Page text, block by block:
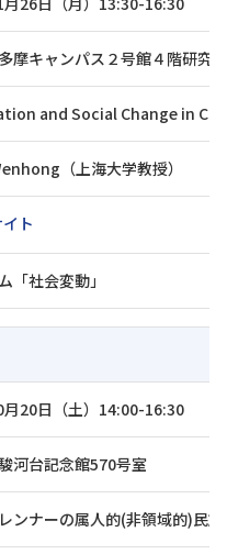
摩キャンパス２号館４階研究
and Social Change in
（上海大学教授）
ト
「社会変動」
月20日（土）14:00-16:30
河台記念館570号室
ンナーの属人的(非領域的)民